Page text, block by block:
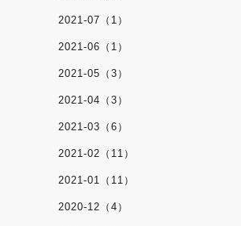
2021-07（1）
2021-06（1）
2021-05（3）
2021-04（3）
2021-03（6）
2021-02（11）
2021-01（11）
2020-12（4）